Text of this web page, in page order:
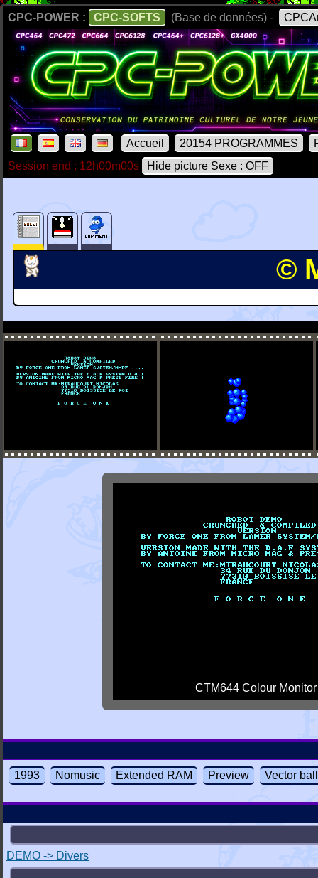
CPC-POWER : CPC-SOFTS (Base de données) -
Accueil 20154 PROGRAMMES
Session end : 12h00m00s
Hide picture Sexe : OFF
©
CTM644 Colour Monitor
1993 Nomusic Extended RAM Preview Vector
DEMO -> Divers